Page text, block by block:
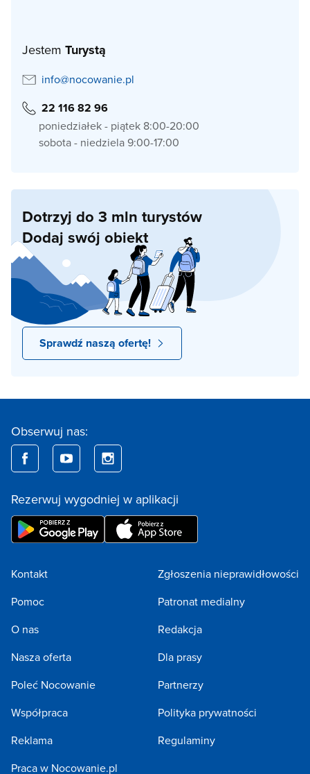
Jestem Turystą
info@nocowanie.pl
22 116 82 96
poniedziałek - piątek 8:00-20:00
sobota - niedziela 9:00-17:00
Dotrzyj do 3 mln turystów
Dodaj swój obiekt
Sprawdź naszą ofertę!
Obserwuj nas:
Rezerwuj wygodniej w aplikacji
Kontakt
Pomoc
O nas
Nasza oferta
Poleć Nocowanie
Współpraca
Reklama
Praca w Nocowanie.pl
Zgłoszenia nieprawidłowości
Patronat medialny
Redakcja
Dla prasy
Partnerzy
Polityka prywatności
Regulaminy